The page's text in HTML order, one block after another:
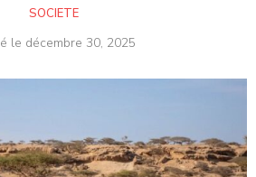
SOCIETE
le décembre 30, 2025